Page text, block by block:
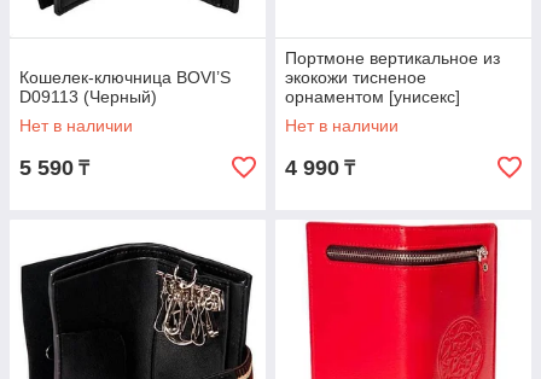
Кошелек-ключница BOVI’S
D09113 (Черный)
Нет в наличии
5 590 ₸
Портмоне вертикальное из
экокожи тисненое
орнаментом [унисекс]
(Черный)
Нет в наличии
4 990 ₸